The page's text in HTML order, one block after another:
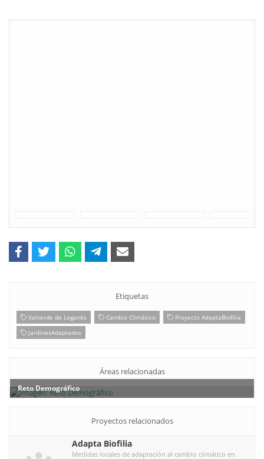
Etiquetas
Valverde de Leganés Cambio Climático
Proyecto AdaptaBiofilia
JardinesAdaptados
Áreas relacionadas
Reto Demográfico
Proyectos relacionados
Adapta Biofilia
Medidas locales de adaptación al cambio climático en